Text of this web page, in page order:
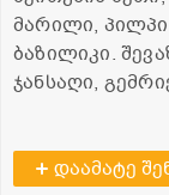
მარილი,
ბაზილიკი.
ჯანსაღი,
დაამატე